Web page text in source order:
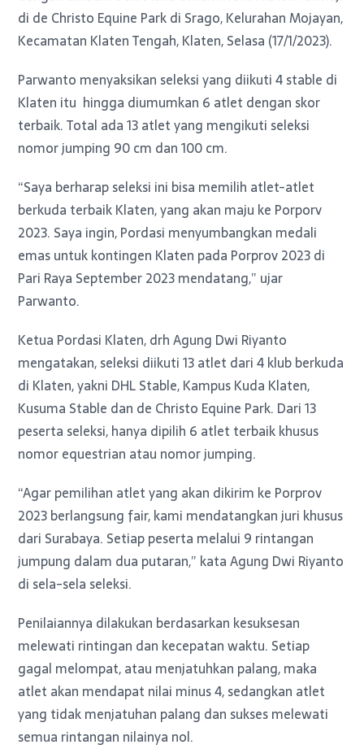
di de Christo Equine Park di Srago, Kelurahan Mojayan,
Kecamatan Klaten Tengah, Klaten, Selasa (17/1/2023).
Parwanto menyaksikan seleksi yang diikuti 4 stable di
Klaten itu hingga diumumkan 6 atlet dengan skor
terbaik. Total ada 13 atlet yang mengikuti seleksi
nomor jumping 90 cm dan 100 cm.
“Saya berharap seleksi ini bisa memilih atlet-atlet
berkuda terbaik Klaten, yang akan maju ke Porporv
2023. Saya ingin, Pordasi menyumbangkan medali
emas untuk kontingen Klaten pada Porprov 2023 di
Pari Raya September 2023 mendatang,” ujar
Parwanto.
Ketua Pordasi Klaten, drh Agung Dwi Riyanto
mengatakan, seleksi diikuti 13 atlet dari 4 klub berkuda
di Klaten, yakni DHL Stable, Kampus Kuda Klaten,
Kusuma Stable dan de Christo Equine Park. Dari 13
peserta seleksi, hanya dipilih 6 atlet terbaik khusus
nomor equestrian atau nomor jumping.
“Agar pemilihan atlet yang akan dikirim ke Porprov
2023 berlangsung fair, kami mendatangkan juri khusus
dari Surabaya. Setiap peserta melalui 9 rintangan
jumpung dalam dua putaran,” kata Agung Dwi Riyanto
di sela-sela seleksi.
Penilaiannya dilakukan berdasarkan kesuksesan
melewati rintingan dan kecepatan waktu. Setiap
gagal melompat, atau menjatuhkan palang, maka
atlet akan mendapat nilai minus 4, sedangkan atlet
yang tidak menjatuhan palang dan sukses melewati
semua rintangan nilainya nol.